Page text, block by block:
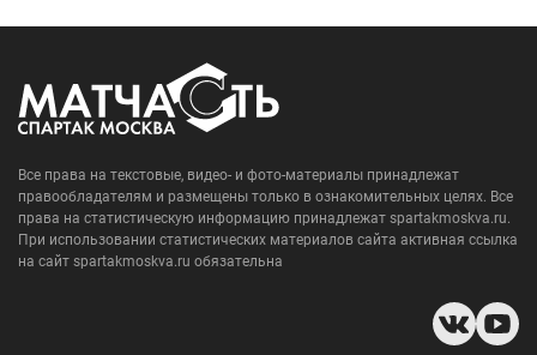
Все права на текстовые, видео- и фото-материалы принадлежат
правообладателям и размещены только в ознакомительных целях. Все
права на статистическую информацию принадлежат spartakmoskva.ru.
При использовании статистических материалов сайта активная ссылка
на сайт spartakmoskva.ru обязательна